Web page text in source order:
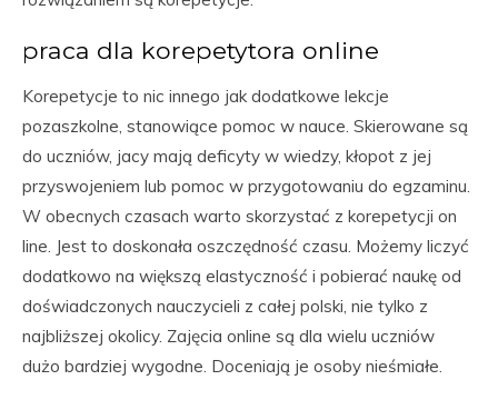
praca dla korepetytora online
Korepetycje to nic innego jak dodatkowe lekcje
pozaszkolne, stanowiące pomoc w nauce. Skierowane są
do uczniów, jacy mają deficyty w wiedzy, kłopot z jej
przyswojeniem lub pomoc w przygotowaniu do egzaminu.
W obecnych czasach warto skorzystać z korepetycji on
line. Jest to doskonała oszczędność czasu. Możemy liczyć
dodatkowo na większą elastyczność i pobierać naukę od
doświadczonych nauczycieli z całej polski, nie tylko z
najbliższej okolicy. Zajęcia online są dla wielu uczniów
dużo bardziej wygodne. Doceniają je osoby nieśmiałe.